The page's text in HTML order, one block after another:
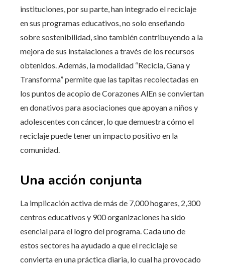
instituciones, por su parte, han integrado el reciclaje
en sus programas educativos, no solo enseñando
sobre sostenibilidad, sino también contribuyendo a la
mejora de sus instalaciones a través de los recursos
obtenidos. Además, la modalidad “Recicla, Gana y
Transforma” permite que las tapitas recolectadas en
los puntos de acopio de Corazones AlEn se conviertan
en donativos para asociaciones que apoyan a niños y
adolescentes con cáncer, lo que demuestra cómo el
reciclaje puede tener un impacto positivo en la
comunidad.
Una acción conjunta
La implicación activa de más de 7,000 hogares, 2,300
centros educativos y 900 organizaciones ha sido
esencial para el logro del programa. Cada uno de
estos sectores ha ayudado a que el reciclaje se
convierta en una práctica diaria, lo cual ha provocado